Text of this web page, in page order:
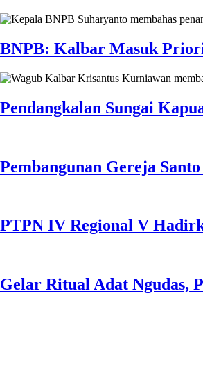
BNPB: Kalbar Masuk
Pendangkalan Sungai
Pembangunan Gereja
PTPN IV Regional V
Gelar Ritual Adat Ngudas,